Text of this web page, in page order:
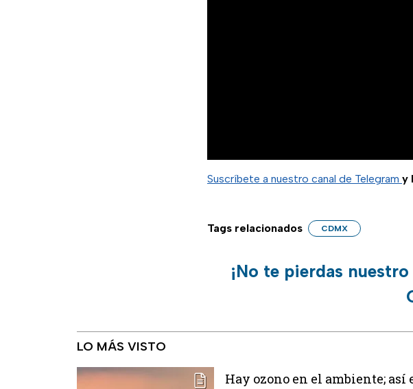
Suscríbete a nuestro canal de Telegram y
Tags relacionados CDMX
¡No te pierdas
LO MÁS VISTO
Hay ozono en el ambiente;